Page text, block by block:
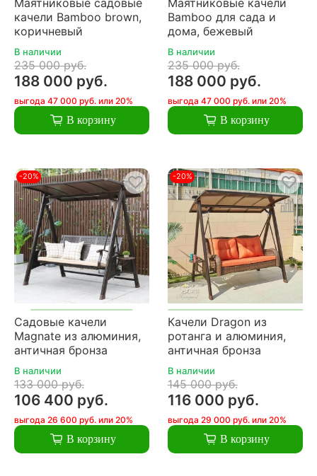
Маятниковые садовые
качели Bamboo brown,
коричневый
В наличии
235 000 руб.
188 000 руб.
выгода 47 000 руб. или 20%
В корзину
Маятниковые качели
Bamboo для сада и
дома, бежевый
В наличии
235 000 руб.
188 000 руб.
выгода 47 000 руб. или 20%
В корзину
-20%
Садовые качели
Magnate из алюминия,
античная бронза
В наличии
133 000 руб.
106 400 руб.
выгода 26 600 руб. или 20%
В корзину
-20%
Качели Dragon из
ротанга и алюминия,
античная бронза
В наличии
145 000 руб.
116 000 руб.
выгода 29 000 руб. или 20%
В корзину